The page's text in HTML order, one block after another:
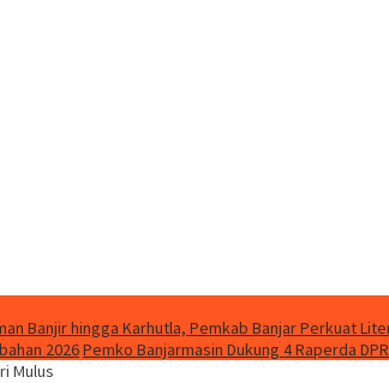
Banjir hingga Karhutla, Pemkab Banjar Perkuat
2026Pemko Banjarmasin Dukung 4 Raperda
Mulus